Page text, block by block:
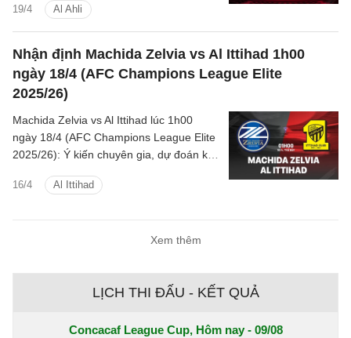
19/4 Al Ahli
thống kê chi tiết về hai đội.
Nhận định Machida Zelvia vs Al Ittihad 1h00
ngày 18/4 (AFC Champions League Elite
2025/26)
16/4 Al Ittihad
Machida Zelvia vs Al Ittihad lúc 1h00
ngày 18/4 (AFC Champions League Elite
2025/26): Ý kiến chuyên gia, dự đoán kết
thống kê chi tiết về hai đội.
Xem thêm
LỊCH THI ĐẤU - KẾT QUẢ
Concacaf League Cup, Hôm nay - 09/08